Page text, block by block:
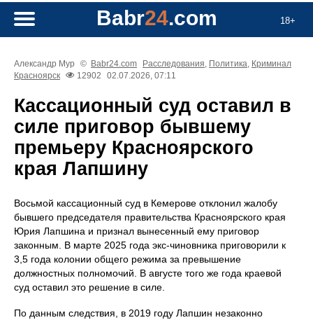
18+
Babr24.com
Александр Мур © Babr24.com Расследования, Политика, Криминал
Красноярск
12902 02.07.2026, 07:11
Кассационный суд оставил в
силе приговор бывшему
премьеру Красноярского
края Лапшину
Восьмой кассационный суд в Кемерове отклонил жалобу
бывшего председателя правительства Красноярского края
Юрия Лапшина и признал вынесенный ему приговор
законным. В марте 2025 года экс-чиновника приговорили к
3,5 года колонии общего режима за превышение
должностных полномочий. В августе того же года краевой
суд оставил это решение в силе.
По данным следствия, в 2019 году Лапшин незаконно